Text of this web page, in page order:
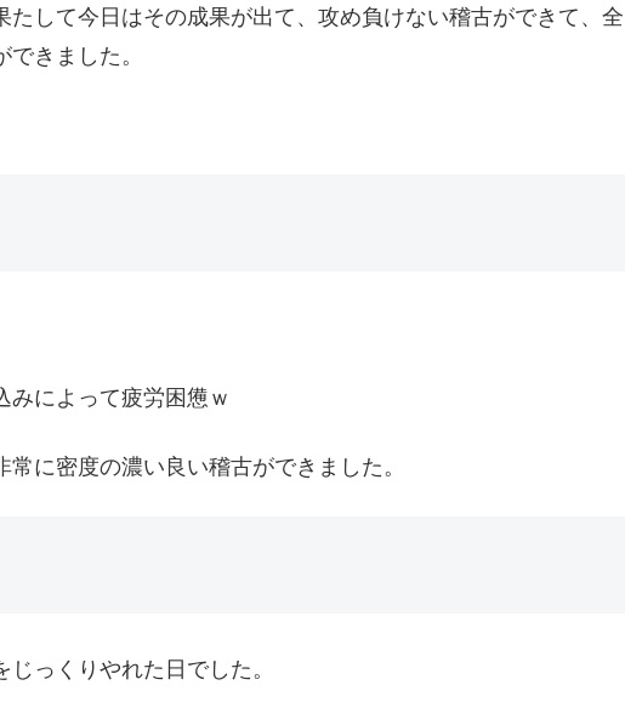
して今日はその成果が出て、攻め負けない稽古ができて、全
きました。
みによって疲労困憊ｗ
に密度の濃い良い稽古ができました。
っくりやれた日でした。